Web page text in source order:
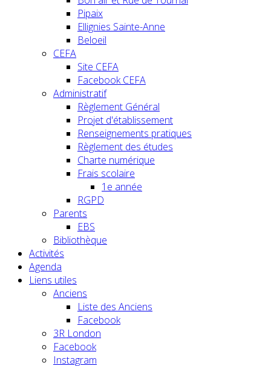
Pipaix
Ellignies Sainte-Anne
Beloeil
CEFA
Site CEFA
Facebook CEFA
Administratif
Règlement Général
Projet d'établissement
Renseignements pratiques
Règlement des études
Charte numérique
Frais scolaire
1e année
RGPD
Parents
EBS
Bibliothèque
Activités
Agenda
Liens utiles
Anciens
Liste des Anciens
Facebook
3R London
Facebook
Instagram